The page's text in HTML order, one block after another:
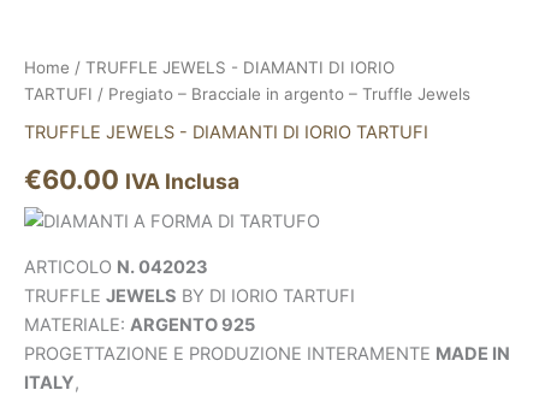
Home / TRUFFLE JEWELS - DIAMANTI DI IORIO
TARTUFI / Pregiato – Bracciale in argento – Truffle Jewels
TRUFFLE JEWELS - DIAMANTI DI IORIO TARTUFI
€60.00 IVA Inclusa
ARTICOLO N. 042023
TRUFFLE JEWELS BY DI IORIO TARTUFI
MATERIALE: ARGENTO 925
PROGETTAZIONE E PRODUZIONE INTERAMENTE MADE IN
ITALY,